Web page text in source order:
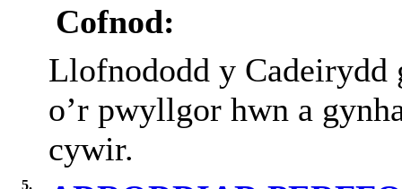
Cofnod:
Llofnododd y Cadeirydd
o’r pwyllgor hwn a
cywir.
5.